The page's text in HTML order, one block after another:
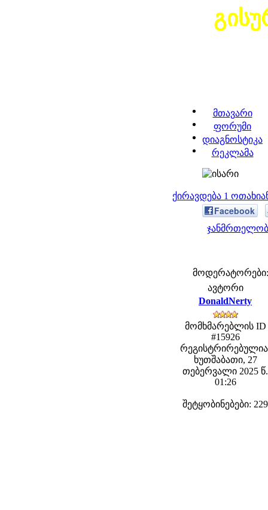
მთავარი
ფორუმი
დიაგნოსტიკა
რეკლამა
ქირავდება 1
Facebook
მოდერატორები:
ავტორი
DonaldNerty
მომხმარებლის ID
#15926
ხუთშაბათი, 27
თებერვალი 2025 წ.
01:26
შეტყობინებები: 229